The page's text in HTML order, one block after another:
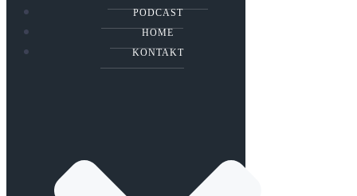
PODCAST
HOME
KONTAKT